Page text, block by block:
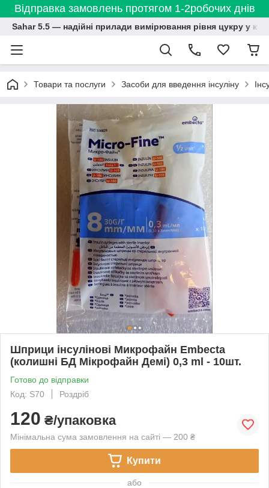
Відправка замовлень протягом 1-2робочих днів
Sahar 5.5 — надійні прилади вимірювання рівня цукру у
Товари та послуги Засоби для введення інсуліну
Шприци інсулінові Микрофайн Embecta
(колишні БД Мікрофайн Демі) 0,3 ml - 10шт.
Готово до відправки
Код: S70
Роздріб
120 ₴/упаковка
Мінімальна сума замовлення на сайті — 200 ₴
Купити
або